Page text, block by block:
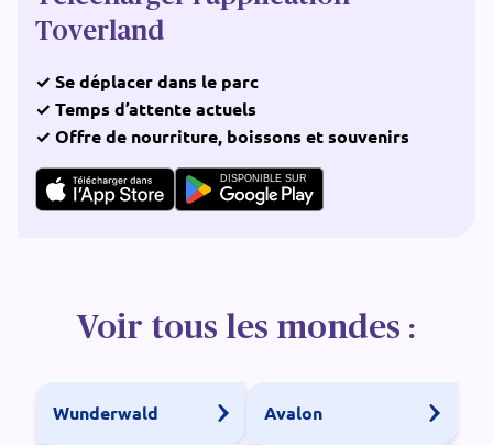
Toverland
✓ Se déplacer dans le parc
✓ Temps d’attente actuels
✓ Offre de nourriture, boissons et souvenirs
DISPONIBLE SUR
Voir tous les mondes :
Wunderwald Avalon